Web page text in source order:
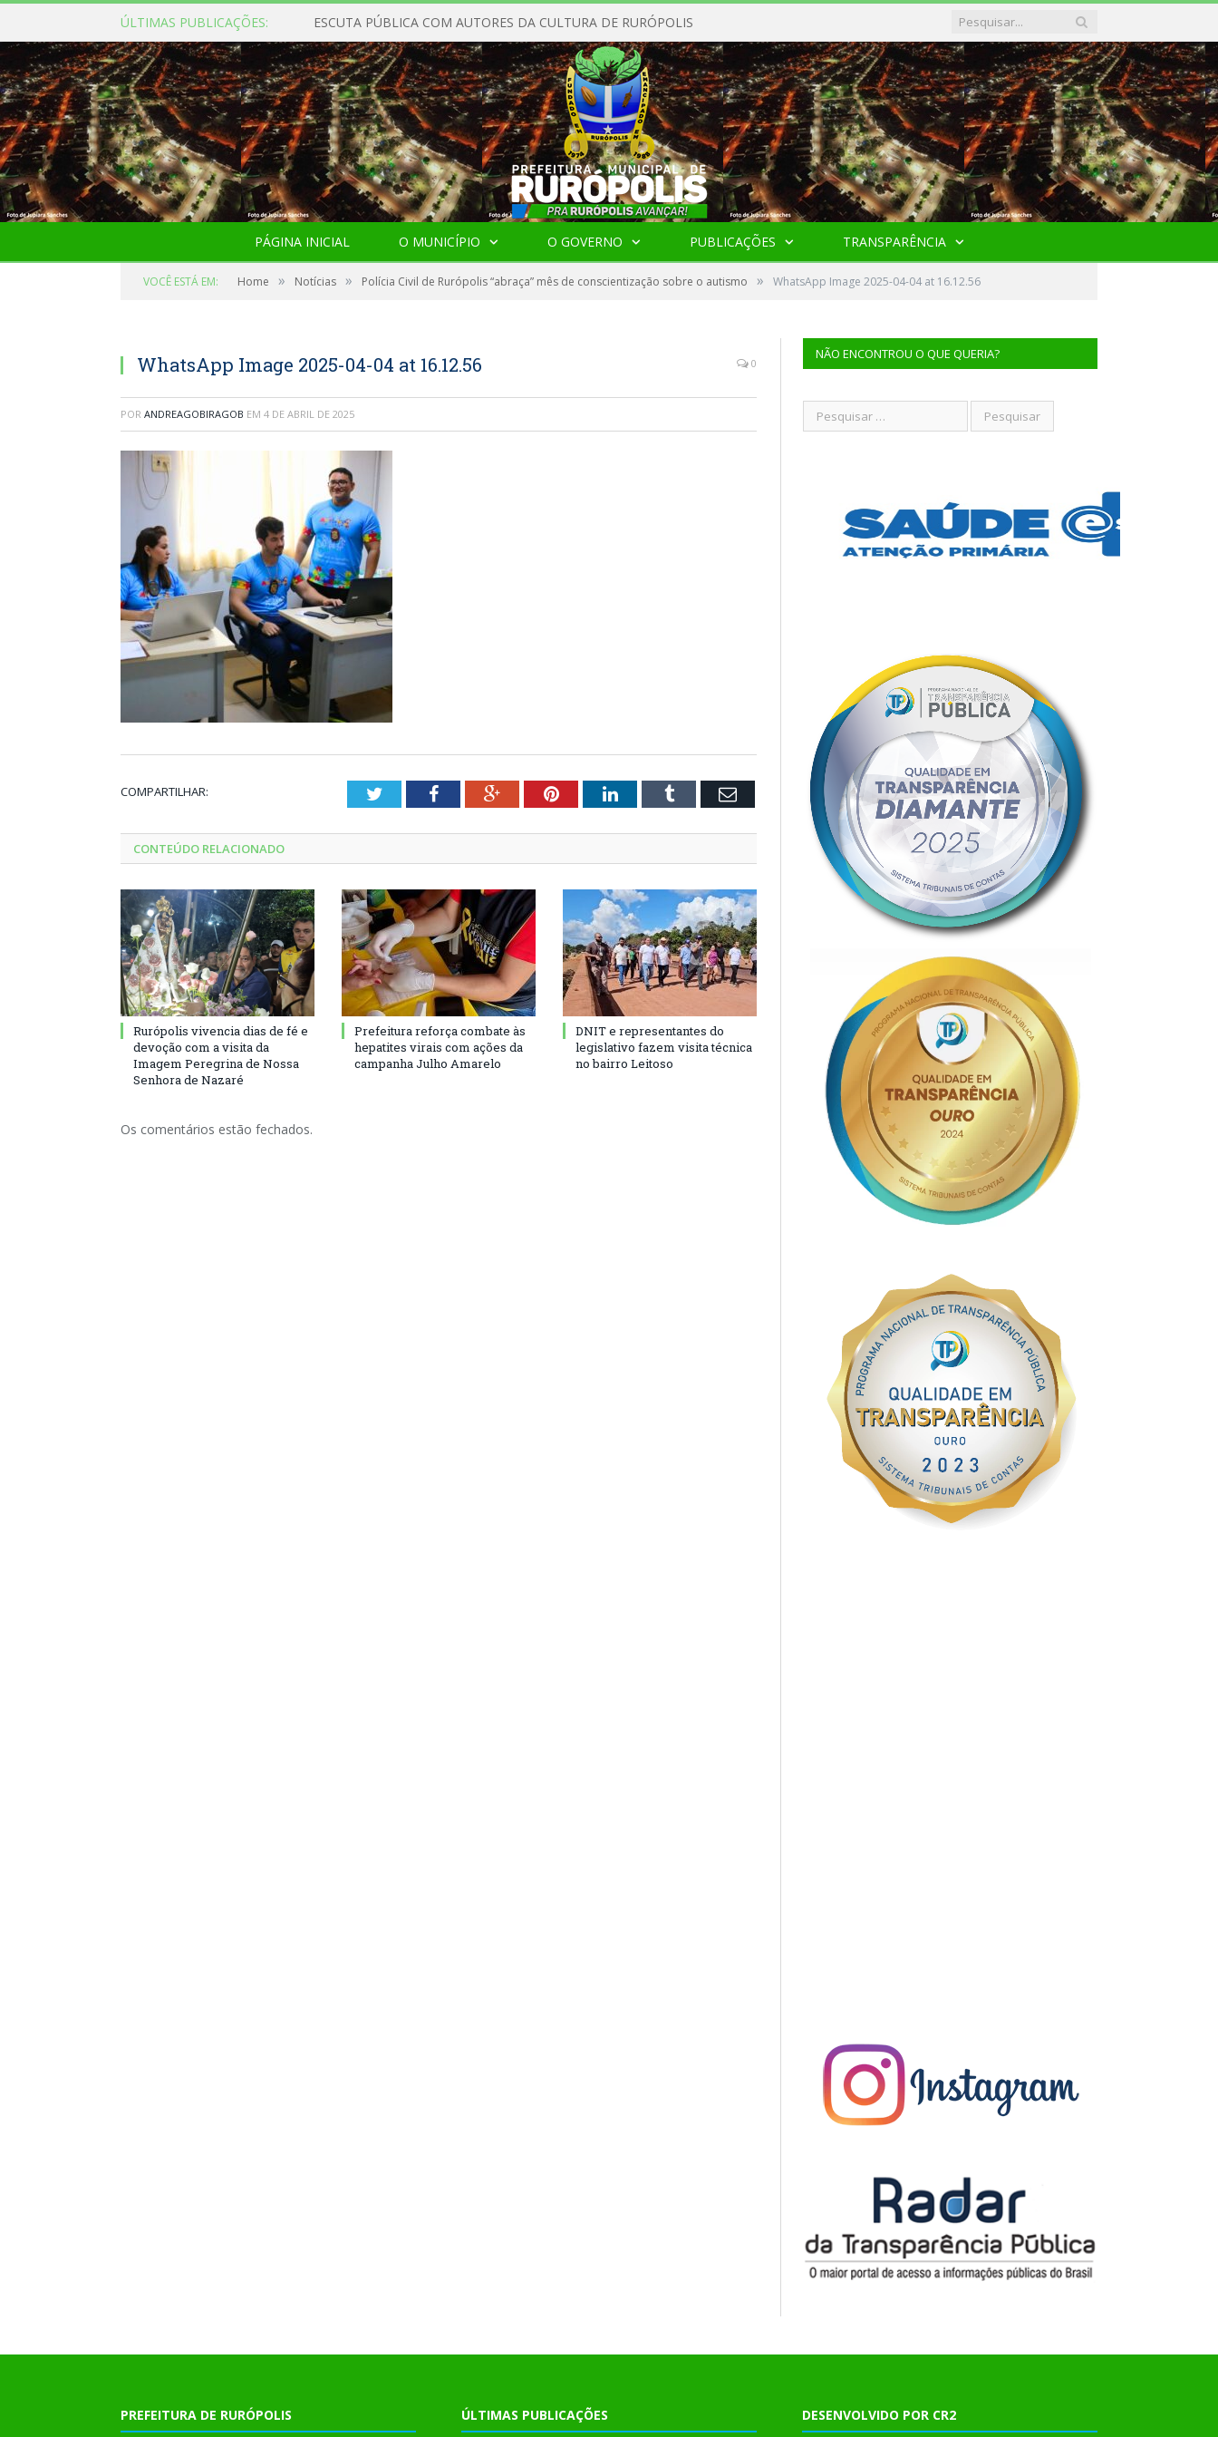
ÚLTIMAS PUBLICAÇÕES: ESCUTA PÚBLICA COM AUTORES DA CULTURA DE RURÓPOLIS
PÁGINA INICIAL O MUNICÍPIO O GOVERNO PUBLICAÇÕES TRANSPARÊNCIA
VOCÊ ESTÁ EM: Home » Notícias » Polícia Civil de Rurópolis “abraça” mês de conscientização sobre o autismo » WhatsApp Image 2025-04-04 at 16.12.56
WhatsApp Image 2025-04-04 at 16.12.56 0
POR ANDREAGOBIRAGOB EM 4 DE ABRIL DE 2025
COMPARTILHAR: TwitterFacebookGoogle+PinterestLinkedInTumblr Email
CONTEÚDO RELACIONADO
Rurópolis vivencia dias de fé e
devoção com a visita da
Imagem Peregrina de Nossa
Senhora de Nazaré
Prefeitura reforça combate às
hepatites virais com ações da
campanha Julho Amarelo
DNIT e representantes do
legislativo fazem visita técnica
no bairro Leitoso
Os comentários estão fechados.
NÃO ENCONTROU O QUE QUERIA?
PREFEITURA DE RURÓPOLIS ÚLTIMAS PUBLICAÇÕES DESENVOLVIDO POR CR2